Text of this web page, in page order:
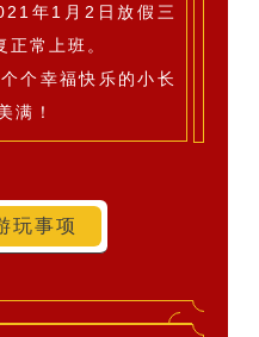
年1月2日放假三
常上班。
个幸福快乐的小长
满！
玩事项